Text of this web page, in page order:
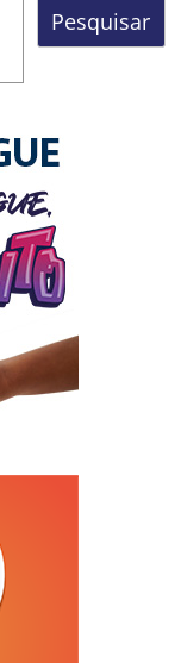
Pesquisar